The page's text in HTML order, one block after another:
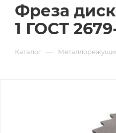
Фреза
1 ГОСТ
Каталог —